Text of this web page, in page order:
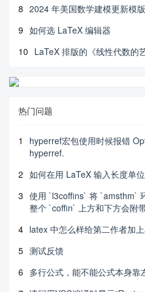
8 2024 年美国数学建模更新模
9 如何选 LaTeX 编辑器
10 LaTeX 排版的《线性代数的
热门问题
1
hyperref宏包使用时候报错
hyperref.
2 如何在用 LaTeX 输入长度单
3 使用 `l3coffins` 将 `amsthm`
整个 `coffin` 上方和下方会附
4 latex 中怎么样给第二作者加
5 测试反馈
6 多行公式，能不能公式本身靠